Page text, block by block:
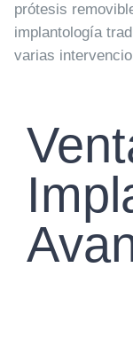
prótesis
implantología
varias